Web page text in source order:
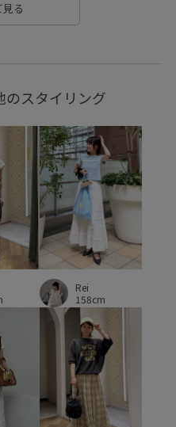
ャンスカインナー
ム_pickup
んと感 きれいめ
した オシャレ感
ュアルミックススタイル
ャミソール
ゴージャス サロペット
ーバッグ
シンプルなニット
スウェット
リ ストラップ
セットアップ トラッド
見る
のスタイリング
Rei
158cm